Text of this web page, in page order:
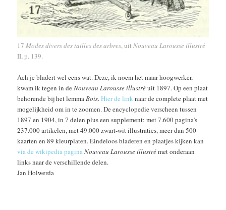
17Modes divers des tailles des arbres, uitNouveau Larousse illustré
II, p. 139.
Ach je bladert wel eens wat. Deze, ik noem het maar hoogwerker,
kwam ik tegen in deNouveau Larousse illustréuit 1897. Op een plaat
behorende bij het lemmaBois.Hier de link naar de complete plaat met
mogelijkheid om in te zoomen. De encyclopedie verscheen tussen
1897 en 1904, in 7 delen plus een supplement; met 7.600 pagina’s
237.000 artikelen, met 49.000 zwart-wit illustraties, meer dan 500
kaarten en 89 kleurplaten. Eindeloos bladeren en plaatjes kijken kan
via de wikipedia paginaNouveau Larousse illustrémet onderaan
links naar de verschillende delen.
Jan Holwerda